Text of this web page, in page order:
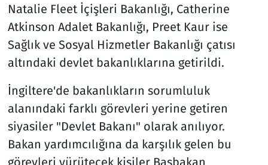
Natalie Fleet İçişleri Bakanlığı, Catherine
Atkinson Adalet Bakanlığı, Preet Kaur ise
Sağlık ve Sosyal Hizmetler Bakanlığı çatısı
altındaki devlet bakanlıklarına getirildi.
İngiltere'de bakanlıkların sorumluluk
alanındaki farklı görevleri yerine getiren
siyasiler "Devlet Bakanı" olarak anılıyor.
Bakan yardımcılığına da karşılık gelen bu
görevleri yürütecek kişiler Başbakan